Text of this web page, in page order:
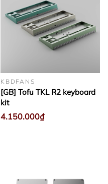
KBDFANS
[GB] Tofu TKL R2 keyboard
kit
4.150.000₫